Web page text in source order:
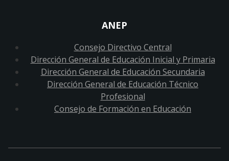
ANEP
Consejo Directivo Central
Dirección General de Educación Inicial y Primaria
Dirección General de Educación Secundaria
Dirección General de Educación Técnico
Profesional
Consejo de Formación en Educación